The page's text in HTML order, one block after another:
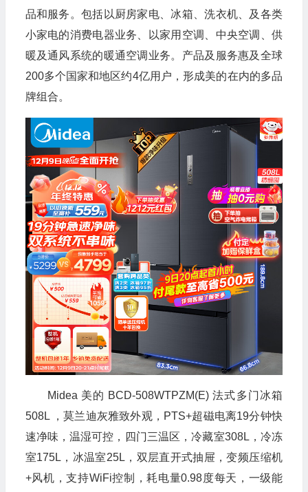
品和服务。包括以厨房家电、冰箱、洗衣机、及各类
小家电的消费电器业务、以家用空调、中央空调、供
暖及通风系统的暖通空调业务。产品及服务惠及全球
200多个国家和地区约4亿用户，形成美的在内的多品
牌组合。
Midea 美的 BCD-508WTPZM(E) 法式多门冰箱
508L ，莫兰迪灰雅致外观，PTS+超磁电离19分钟快
速净味，温湿可控，四门三温区，冷藏室308L，冷冻
室175L，冰温室25L，双层直开式抽屉，变频压缩机
+风机，支持WiFi控制，耗电量0.98度每天，一级能